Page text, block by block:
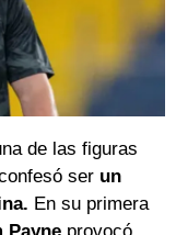
de las figuras
ser un
En su primera